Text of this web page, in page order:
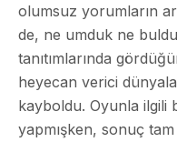
olumsuz yorumların
de, ne umduk ne
tanıtımlarında
heyecan verici
kayboldu. Oyunla ilgili
yapmışken, sonuç